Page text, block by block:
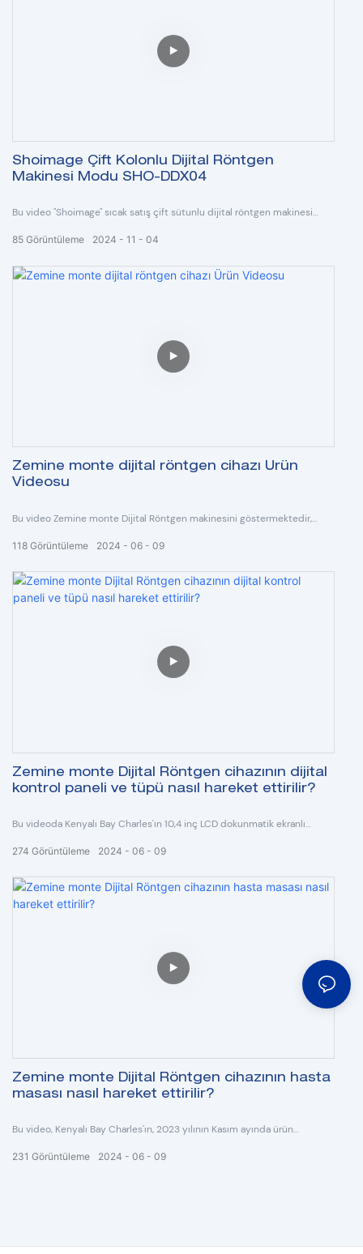
Shoimage Çift Kolonlu Dijital Röntgen
Makinesi Modu SHO-DDX04
Bu video "Shoimage" sıcak satış çift sütunlu dijital röntgen makinesi
2024 11 04
85 Görüntüleme
Zemine monte dijital röntgen cihazı Ürün
Videosu
Bu video Zemine monte Dijital Röntgen makinesini göstermektedir,
2024 06 09
118 Görüntüleme
Zemine monte Dijital Röntgen cihazının dijital
kontrol paneli ve tüpü nasıl hareket ettirilir?
Bu videoda Kenyalı Bay Charles'ın 10,4 inç LCD dokunmatik ekranlı
2024 06 09
274 Görüntüleme
Zemine monte Dijital Röntgen cihazının hasta
masası nasıl hareket ettirilir?
Bu video, Kenyalı Bay Charles'ın, 2023 yılının Kasım ayında ürün
röntgen makinesinin hasta masasını sorunsuz bir şekilde hareket
2024 06 09
231 Görüntüleme